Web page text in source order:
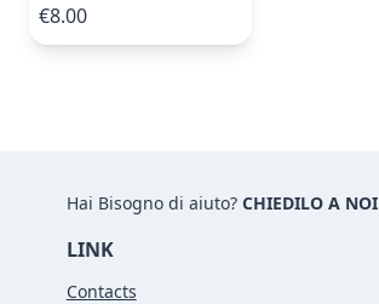
€8.00
Hai Bisogno di aiuto? CHIEDILO A NOI
LINK
Contacts